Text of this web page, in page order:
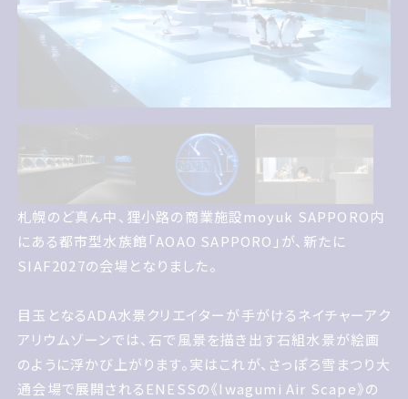
札幌のど真ん中 狸小路の商業施設moyuk SAPPORO内
にある都市型水族館AOAO SAPPOROが 新たにサイアフ
2027の会場となりました
目玉となるADA水景クリエイターが手がけるネイチャーアク
アリウムゾーンでは 石で風景を描き出す石組水景が絵画の
札幌のど真ん中、狸小路の商業施設moyuk SAPPORO内
にある都市型水族館「AOAO SAPPORO」が、新たに
SIAF2027の会場となりました。
目玉となるADA水景クリエイターが手がけるネイチャーアク
アリウムゾーンでは、石で風景を描き出す石組水景が絵画
のように浮かび上がります。実はこれが、さっぽろ雪まつり大
通会場で展開されるENESSの《Iwagumi Air Scape》の